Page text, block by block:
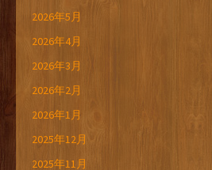
2026年5月
2026年4月
2026年3月
2026年2月
2026年1月
2025年12月
2025年11月